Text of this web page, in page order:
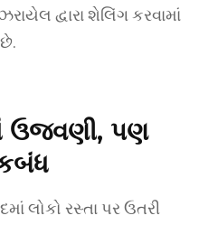
દ્વારા શેલિંગ કરવામાં
ઉજવણી, પણ
લોકો રસ્તા પર ઉતરી